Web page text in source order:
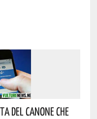
Del Canone Che